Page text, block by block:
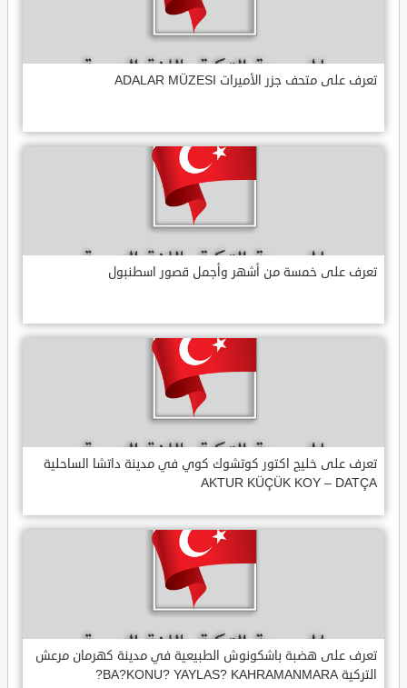
تعرف على متحف جزر الأميرات ADALAR MÜZESI
تعرف على خمسة من أشهر وأجمل قصور اسطنبول
تعرف على خليج اكتور كوتشوك كوي في مدينة داتشا الساحلية
AKTUR KÜÇÜK KOY – DATÇA
تعرف على هضبة باشكونوش الطبيعية في مدينة كهرمان مرعش
التركية BA?KONU? YAYLAS? KAHRAMANMARA?